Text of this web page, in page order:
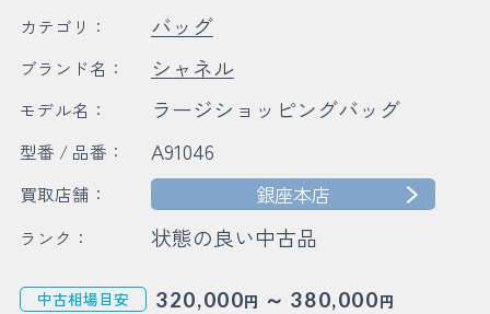
カテゴリ： バッグ
ブランド名： シャネル
モデル名： ラージショッピングバッグ
型番 / 品番： A91046
買取店舗： 銀座本店
ランク： 状態の良い中古品
中古相場目安 320,000円 ～ 380,000円